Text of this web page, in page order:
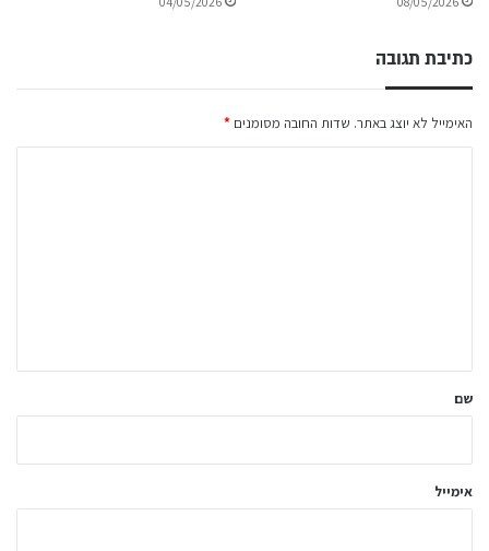
כתיבת תגובה
האימייל לא יוצג באתר. שדות החובה מסומנים *
ל
שם
אימייל